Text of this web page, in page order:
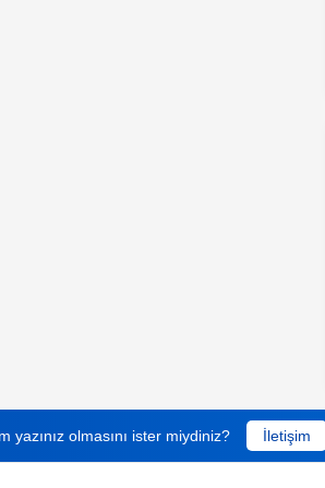
yazınız olmasını ister miydiniz? İletişim